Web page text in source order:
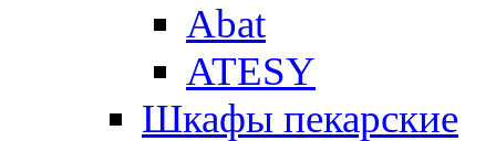
Abat
ATESY
Шкафы пекарские